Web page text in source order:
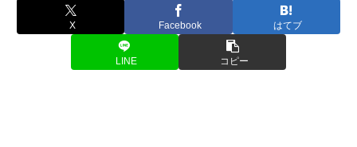
X Facebook はてブ
LINE コピー